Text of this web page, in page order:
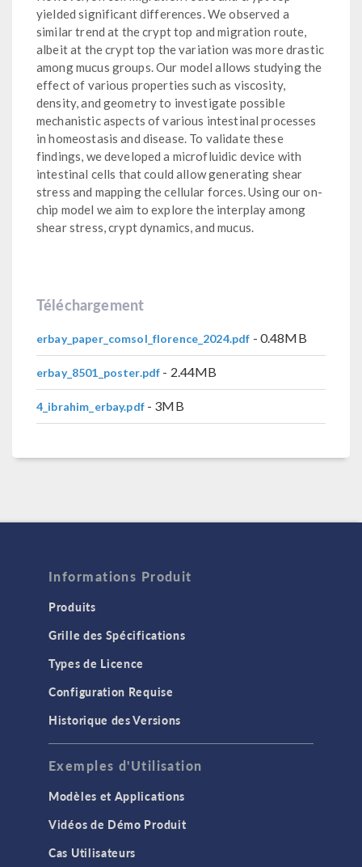
yielded significant differences. We observed a
similar trend at the crypt top and migration route,
albeit at the crypt top the variation was more drastic
among mucus groups. Our model allows studying the
effect of various properties such as viscosity,
density, and geometry to investigate possible
mechanistic aspects of various intestinal processes
in homeostasis and disease. To validate these
findings, we developed a microfluidic device with
intestinal cells that could allow generating shear
stress and mapping the cellular forces. Using our on-
chip model we aim to explore the interplay among
shear stress, crypt dynamics, and mucus.
Téléchargement
erbay_paper_comsol_florence_2024.pdf - 0.48MB
erbay_8501_poster.pdf - 2.44MB
4_ibrahim_erbay.pdf- 3MB
Informations Produit
Produits
Grille des Spécifications
Types de Licence
Configuration Requise
Historique des Versions
Exemples d'Utilisation
Modèles et Applications
Vidéos de Démo Produit
Cas Utilisateurs